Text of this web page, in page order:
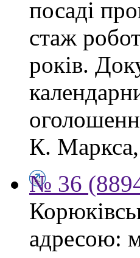
посаді
стаж
років.
К.
№ 36
адресою: